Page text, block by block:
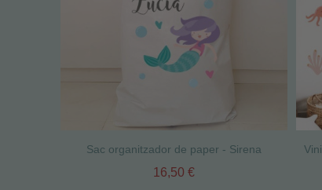
Sac organitzador de paper - Sirena
16,50 €